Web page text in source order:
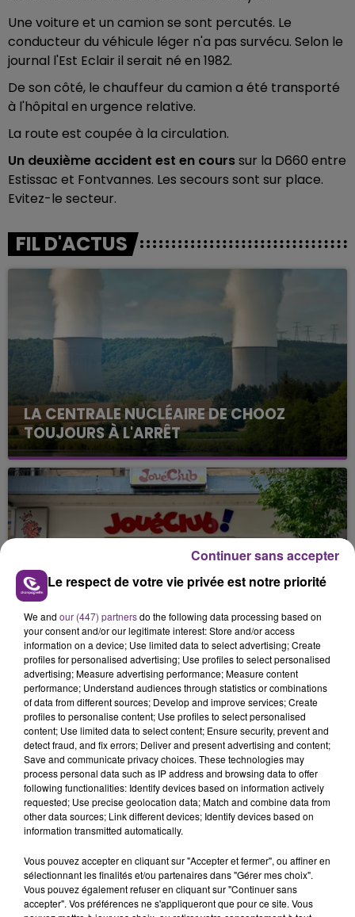
Une voiture et un camion se sont percutés. Le
conducteur du véhicule léger n'a pas survécu. Selon le
journal l'Est Eclair il serait né en 1982.
De son côté, le chauffeur du camion a été transporté
à l'hôpital en urgence relative.
La route est coupée à la circulation.
Un deuxième accident est en courssur la D660 entre
Estissac et Fontvannes. Les secours sont sur place.
Evitez-le secteur.
FIL D'ACTUS
LA CENTRALE NUCLÉAIRE DE CHOOZ
TOUJOURS À L'ARRÊT
Cela fait déjà une semaine que la centrale
nucléaire ardennaise est à l'arrêt. Une situation
justifiée par la sécheresse intense qui est toujours
présente.
LE MAGASIN JOUÉCLUB DE REIMS FERME
SES PORTES
C'était l'une des institutions du centre-ville
rémois. Le magasin JouéClub est contraint de
fermer ses portes.
TITRES DIFFUSÉS
14h04
14h04
TOVE LO
14h00
14h00
CHRISTOPHE MAE
Le respect de votre vie privée est notre priorité
We and our (447) partnersdo the following data processing based on
your consent and/or our legitimate interest: Store and/or access
information on a device; Use limited data to select advertising; Create
profiles for personalised advertising; Use profiles to select personalised
advertising; Measure advertising performance; Measure content
performance; Understand audiences through statistics or combinations
of data from different sources; Develop and improve services; Create
profiles to personalise content; Use profiles to select personalised
content; Use limited data to select content; Ensure security, prevent and
detect fraud, and fix errors; Deliver and present advertising and content;
Save and communicate privacy choices. These technologies may
process personal data such as IP address and browsing data to offer
following functionalities: Identify devices based on information actively
requested; Use precise geolocation data; Match and combine data from
other data sources; Link different devices; Identify devices based on
information transmitted automatically.
Vous pouvez accepter en cliquant sur "Accepter et fermer", ou affiner en
sélectionnant les finalités et/ou partenaires dans "Gérer mes choix".
Vous pouvez également refuser en cliquant sur "Continuer sans
accepter". Vos préférences ne s'appliqueront que pour ce site. Vous
Continuer sans accepter